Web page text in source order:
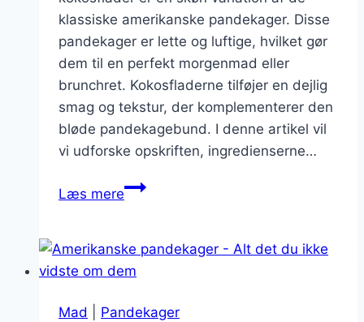
klassiske amerikanske pandekager. Disse
pandekager er lette og luftige, hvilket gør
dem til en perfekt morgenmad eller
brunchret. Kokosfladerne tilføjer en dejlig
smag og tekstur, der komplementerer den
bløde pandekagebund. I denne artikel vil
vi udforske opskriften, ingredienserne…
Læs mereFluffy
kokosflader
Mad Pandekager